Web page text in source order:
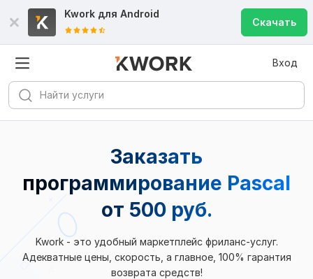
Kwork для Android
Скачать
Вход
Заказать
программирование Pascal
от 500 руб.
Kwork - это удобный маркетплейс фриланс-услуг.
Адекватные цены, скорость, а главное, 100% гарантия
возврата средств!